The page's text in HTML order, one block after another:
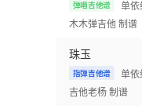
弹唱吉他谱 单依
木木弹吉他制谱
珠玉
指弹吉他谱 单依
吉他老杨制谱